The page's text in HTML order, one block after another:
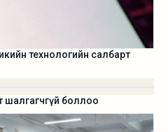
технологийн салбарт
шалгагчгүй боллоо